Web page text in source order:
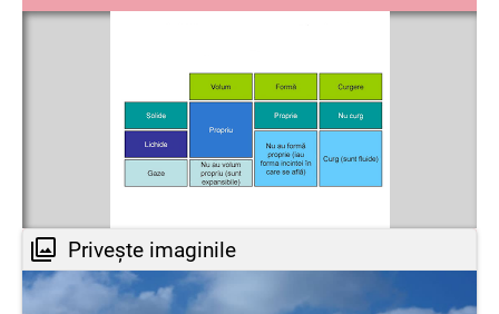
Privește imaginile